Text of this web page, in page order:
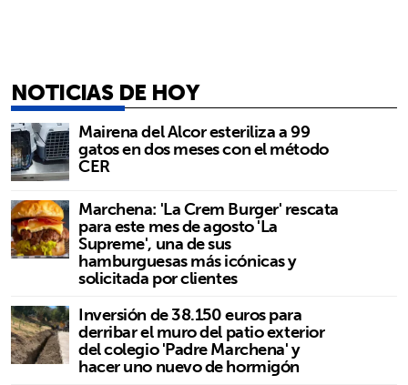
NOTICIAS DE HOY
Mairena del Alcor esteriliza a 99
gatos en dos meses con el método
CER
Marchena: 'La Crem Burger' rescata
para este mes de agosto 'La
Supreme', una de sus
hamburguesas más icónicas y
solicitada por clientes
Inversión de 38.150 euros para
derribar el muro del patio exterior
del colegio 'Padre Marchena' y
hacer uno nuevo de hormigón